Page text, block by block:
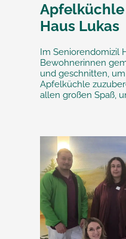
Haus Lukas
Im Seniorendomizil
Bewohnerinnen
und geschnitten,
Apfelküchle
allen großen Spaß,